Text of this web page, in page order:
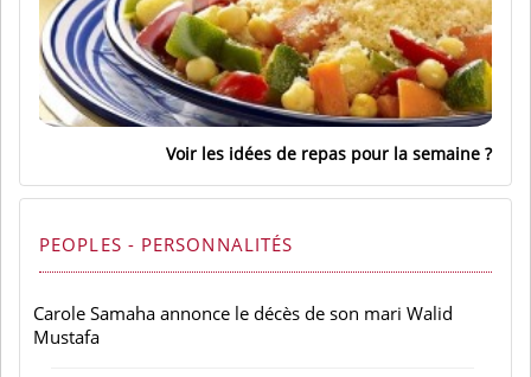
Voir les idées de repas pour la semaine
PEOPLES - PERSONNALITÉS
Carole Samaha annonce le décès de son mari Walid
Mustafa